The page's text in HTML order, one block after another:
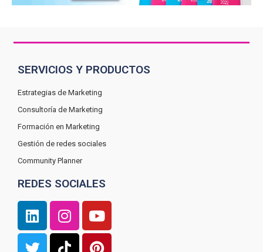
SERVICIOS Y PRODUCTOS
Estrategias de Marketing
Consultoría de Marketing
Formación en Marketing
Gestión de redes sociales
Community Planner
REDES SOCIALES